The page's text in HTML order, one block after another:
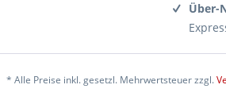
Über-
* Alle Preise inkl. gesetzl. Mehrwertsteuer zzgl.